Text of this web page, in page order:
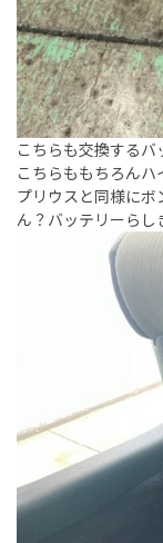
こちらも交換するバ
こちらももちろんハ
プリウスと同様にボ
ん？バッテリーらし